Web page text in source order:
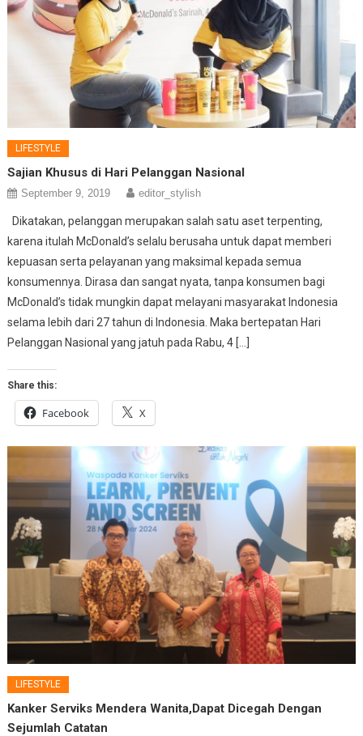
LIFESTYLE
Sajian Khusus di Hari Pelanggan Nasional
September 9, 2019 editor_stylish
Dikatakan, pelanggan merupakan salah satu aset terpenting,
karena itulah McDonald’s selalu berusaha untuk dapat memberi
kepuasan serta pelayanan yang maksimal kepada semua
konsumennya. Dirasa dan sangat nyata, tanpa konsumen bagi
McDonald’s tidak mungkin dapat melayani masyarakat Indonesia
selama lebih dari 27 tahun di Indonesia. Maka bertepatan Hari
Pelanggan Nasional yang jatuh pada Rabu, 4 […]
Share this:
Facebook X
LIFESTYLE
Kanker Serviks Mendera Wanita,Dapat Dicegah Dengan
Sejumlah Catatan